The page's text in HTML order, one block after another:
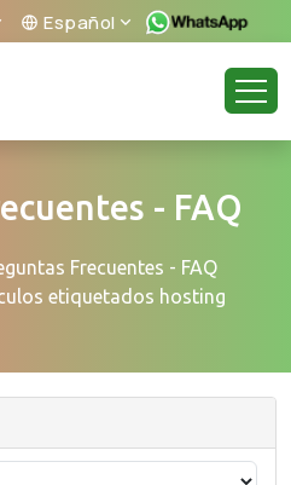
Español
- FAQ
Frecuentes - FAQ
etiquetados hosting